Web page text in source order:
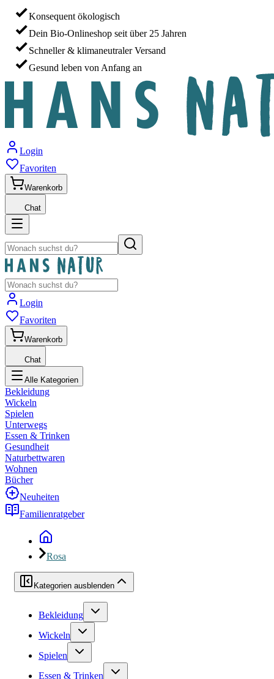
Konsequent ökologisch
Dein Bio-Onlineshop seit über 25 Jahren
Schneller & klimaneutraler Versand
Gesund leben von Anfang an
Login
Favoriten
Warenkorb
Chat
Login
Favoriten
Warenkorb
Chat
Alle Kategorien
Bekleidung
Wickeln
Spielen
Unterwegs
Essen & Trinken
Gesundheit
Naturbettwaren
Wohnen
Bücher
Neuheiten
Familienratgeber
Rosa
Kategorien ausblenden
Bekleidung
Wickeln
Spielen
Essen & Trinken